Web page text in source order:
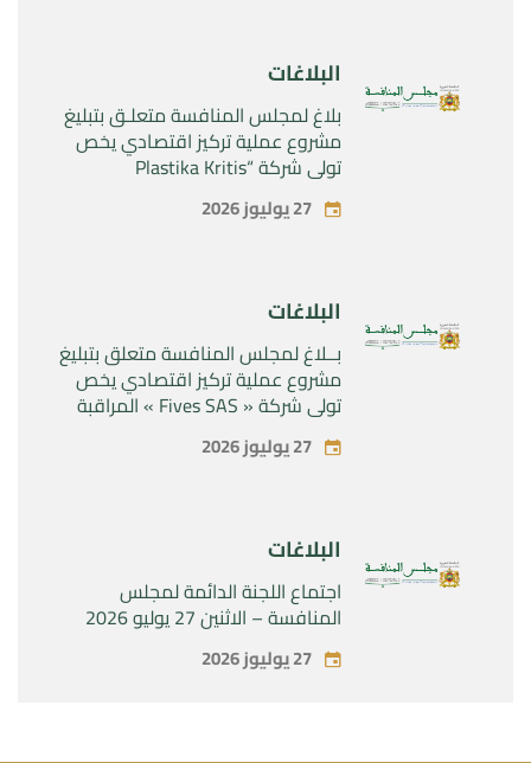
البلاغات
بلاغ لمجلس المنافسة متعلـق بتبليغ
مشروع عملية تركيز اقتصادي يخص
تولي شركة “Plastika Kritis
SA”المراقبة الحصرية لشركة
“Naturplas Industrial SARL” 27 يوليوز 2026
البلاغات
بــلاغ لمجلس المنافسة متعلق بتبليغ
مشروع عملية تركيز اقتصادي يخص
تولي شركة « Fives SAS » المراقبة
SAS »27 يوليوز 2026
البلاغات
اجتماع اللجنة الدائمة لمجلس
المنافسة – الاثنين 27 يوليو 2026
27 يوليوز 2026